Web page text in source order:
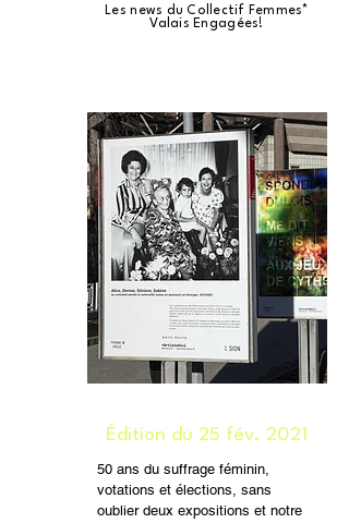
Les news du Collectif Femmes*
Valais Engagées!
Édition du 25 fév. 2021
50 ans du suffrage féminin,
votations et élections, sans
oublier deux expositions et notre